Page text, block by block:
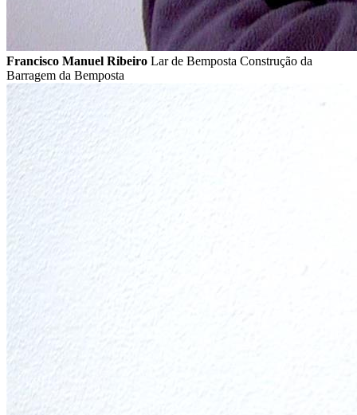
Francisco Manuel Ribeiro Lar de Bemposta Construção da
Barragem da Bemposta